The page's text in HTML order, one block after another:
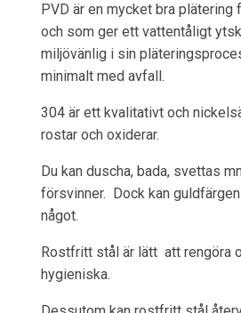
PVD är en mycket bra plätering
och som ger ett vattentåligt
miljövänlig i sin
minimalt med avfall.
304 är ett kvalitativt och
rostar och oxiderar.
Du kan duscha, bada, svettas
försvinner. Dock kan
något.
Rostfritt stål är lätt att rengöra
hygieniska.